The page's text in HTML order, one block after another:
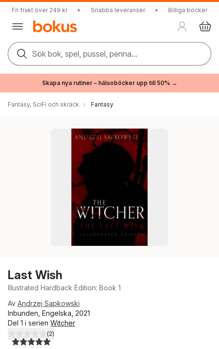
Fri frakt över 249 kr • Snabba leveranser • Billiga böcker
Sök bok, spel, pussel, penna...
Skapa nya rutiner – hälsoböcker upp till 50% →
Fantasy, SciFi och skräck Fantasy
Last Wish
Illustrated Hardback Edition: Book 1
Av Andrzej Sapkowski
Inbunden, Engelska, 2021
Del 1 i serien Witcher
5,0utav 5 stjärnor. Totalt antal röster:
(2)